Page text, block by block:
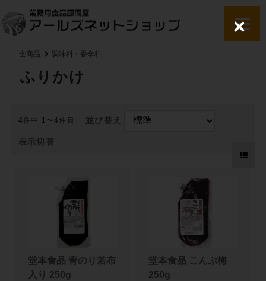
全商品 調味料・香辛料
ふりかけ
4件中 1〜4件目 並び替え
表示切替
堂本食品 青のり若布
入り 250g
堂本食品 こんぶ梅
250g
C
l